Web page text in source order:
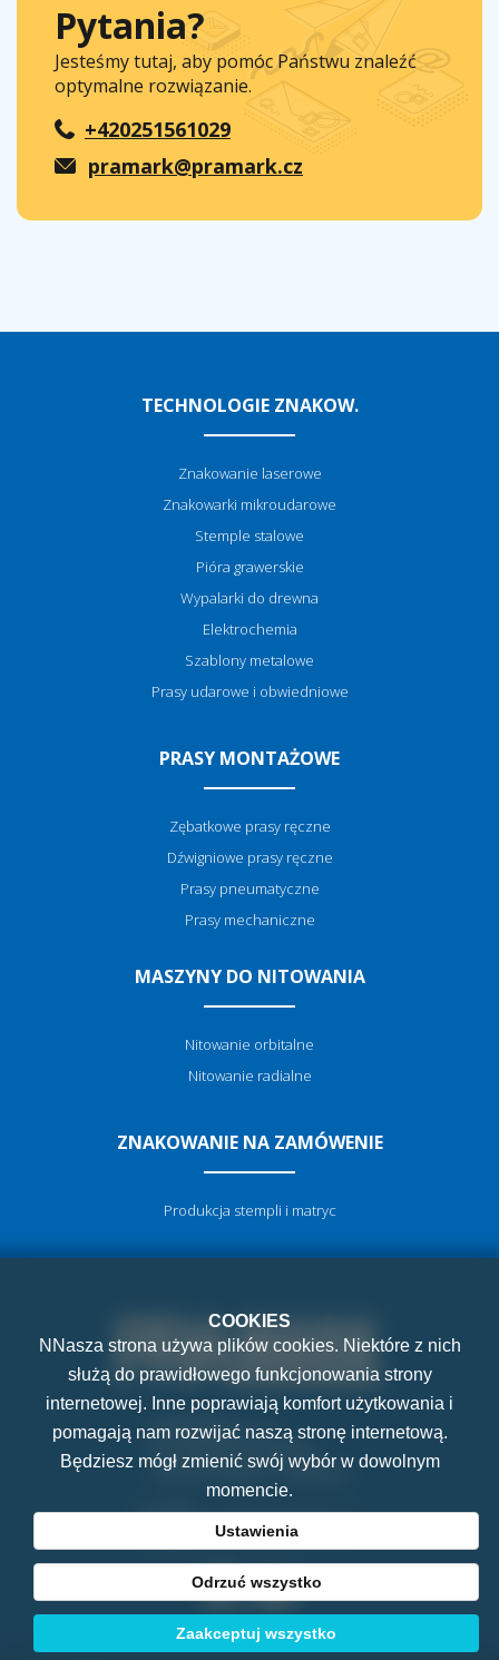
Pytania?
Jesteśmy tutaj, aby pomóc Państwu znaleźć
optymalne rozwiązanie.
+420251561029
pramark@pramark.cz
PRAMARK, s.r.o.
K Letňanům 1036/7
182 00 Praha 8 - Ďáblice
E-mail: pramark@pramark.cz
+420 251 561 029
TECHNOLOGIE ZNAKOW.
Znakowanie laserowe
Znakowarki mikroudarowe
Stemple stalowe
Pióra grawerskie
Wypalarki do drewna
Elektrochemia
Szablony metalowe
Prasy udarowe i obwiedniowe
PRASY MONTAŻOWE
Zębatkowe prasy ręczne
Dźwigniowe prasy ręczne
Prasy pneumatyczne
Prasy mechaniczne
MASZYNY DO NITOWANIA
Nitowanie orbitalne
Nitowanie radialne
ZNAKOWANIE NA ZAMÓWENIE
Produkcja stempli i matryc
COOKIES
NNasza strona używa plików cookies. Niektóre z nich
służą do prawidłowego funkcjonowania strony
internetowej. Inne poprawiają komfort użytkowania i
pomagają nam rozwijać naszą stronę internetową.
Będziesz mógł zmienić swój wybór w dowolnym
momencie.
Ustawienia
Odrzuć wszystko
Zaakceptuj wszystko